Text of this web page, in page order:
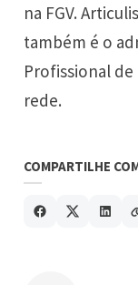
na FGV.
também é o
Profissional de
rede.
COMPARTILHE